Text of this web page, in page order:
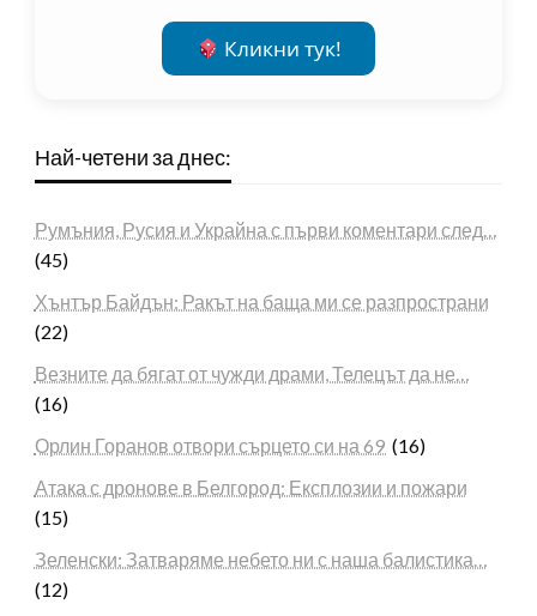
Кликни тук!
Най-четени за днес:
Румъния, Русия и Украйна с първи коментари след…
(45)
Хънтър Байдън: Ракът на баща ми се разпространи
(22)
Везните да бягат от чужди драми, Телецът да не…
(16)
Орлин Горанов отвори сърцето си на 69 (16)
Атака с дронове в Белгород: Експлозии и пожари
(15)
Зеленски: Затваряме небето ни с наша балистика…
(12)